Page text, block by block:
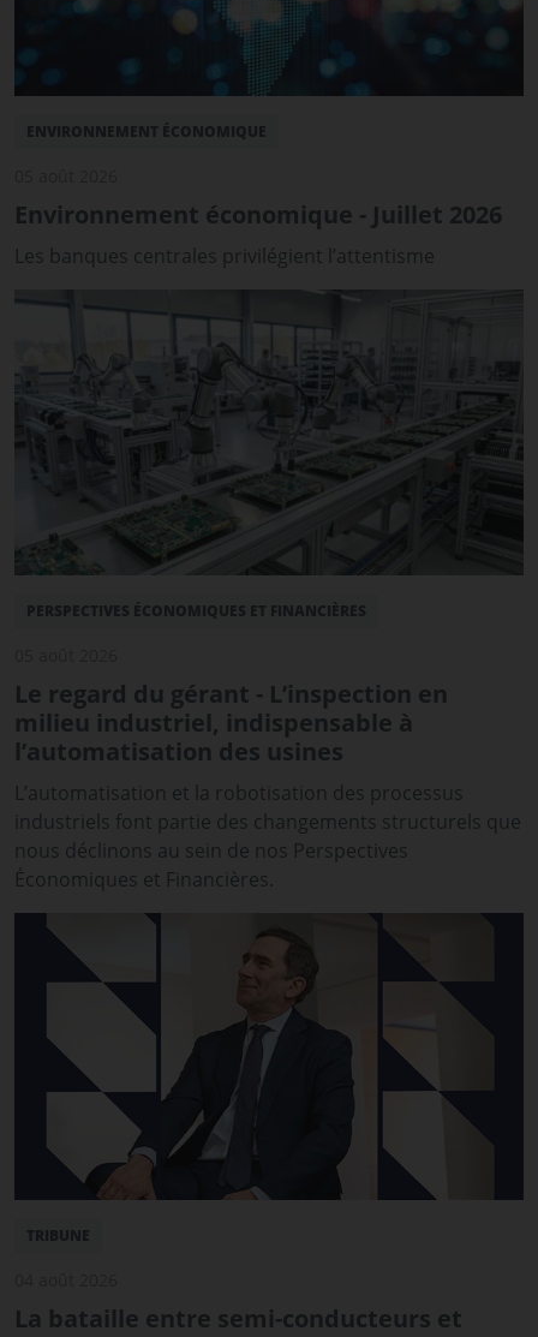
ENVIRONNEMENT ÉCONOMIQUE
Environnement économique - Juillet 2026
Les banques centrales privilégient l’attentisme
PERSPECTIVES ÉCONOMIQUES ET FINANCIÈRES
Le regard du gérant - L’inspection en
milieu industriel, indispensable à
l’automatisation des usines
L’automatisation et la robotisation des processus
industriels font partie des changements structurels que
nous déclinons au sein de nos Perspectives
Économiques et Financières.
TRIBUNE
La bataille entre semi-conducteurs et